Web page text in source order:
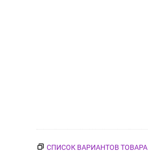
СПИСОК ВАРИАНТОВ ТОВАРА